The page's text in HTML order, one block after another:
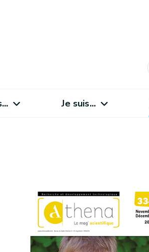
Je suis...